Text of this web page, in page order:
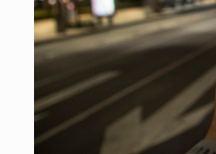
Buscan a otros
Fiscalías,
Que el